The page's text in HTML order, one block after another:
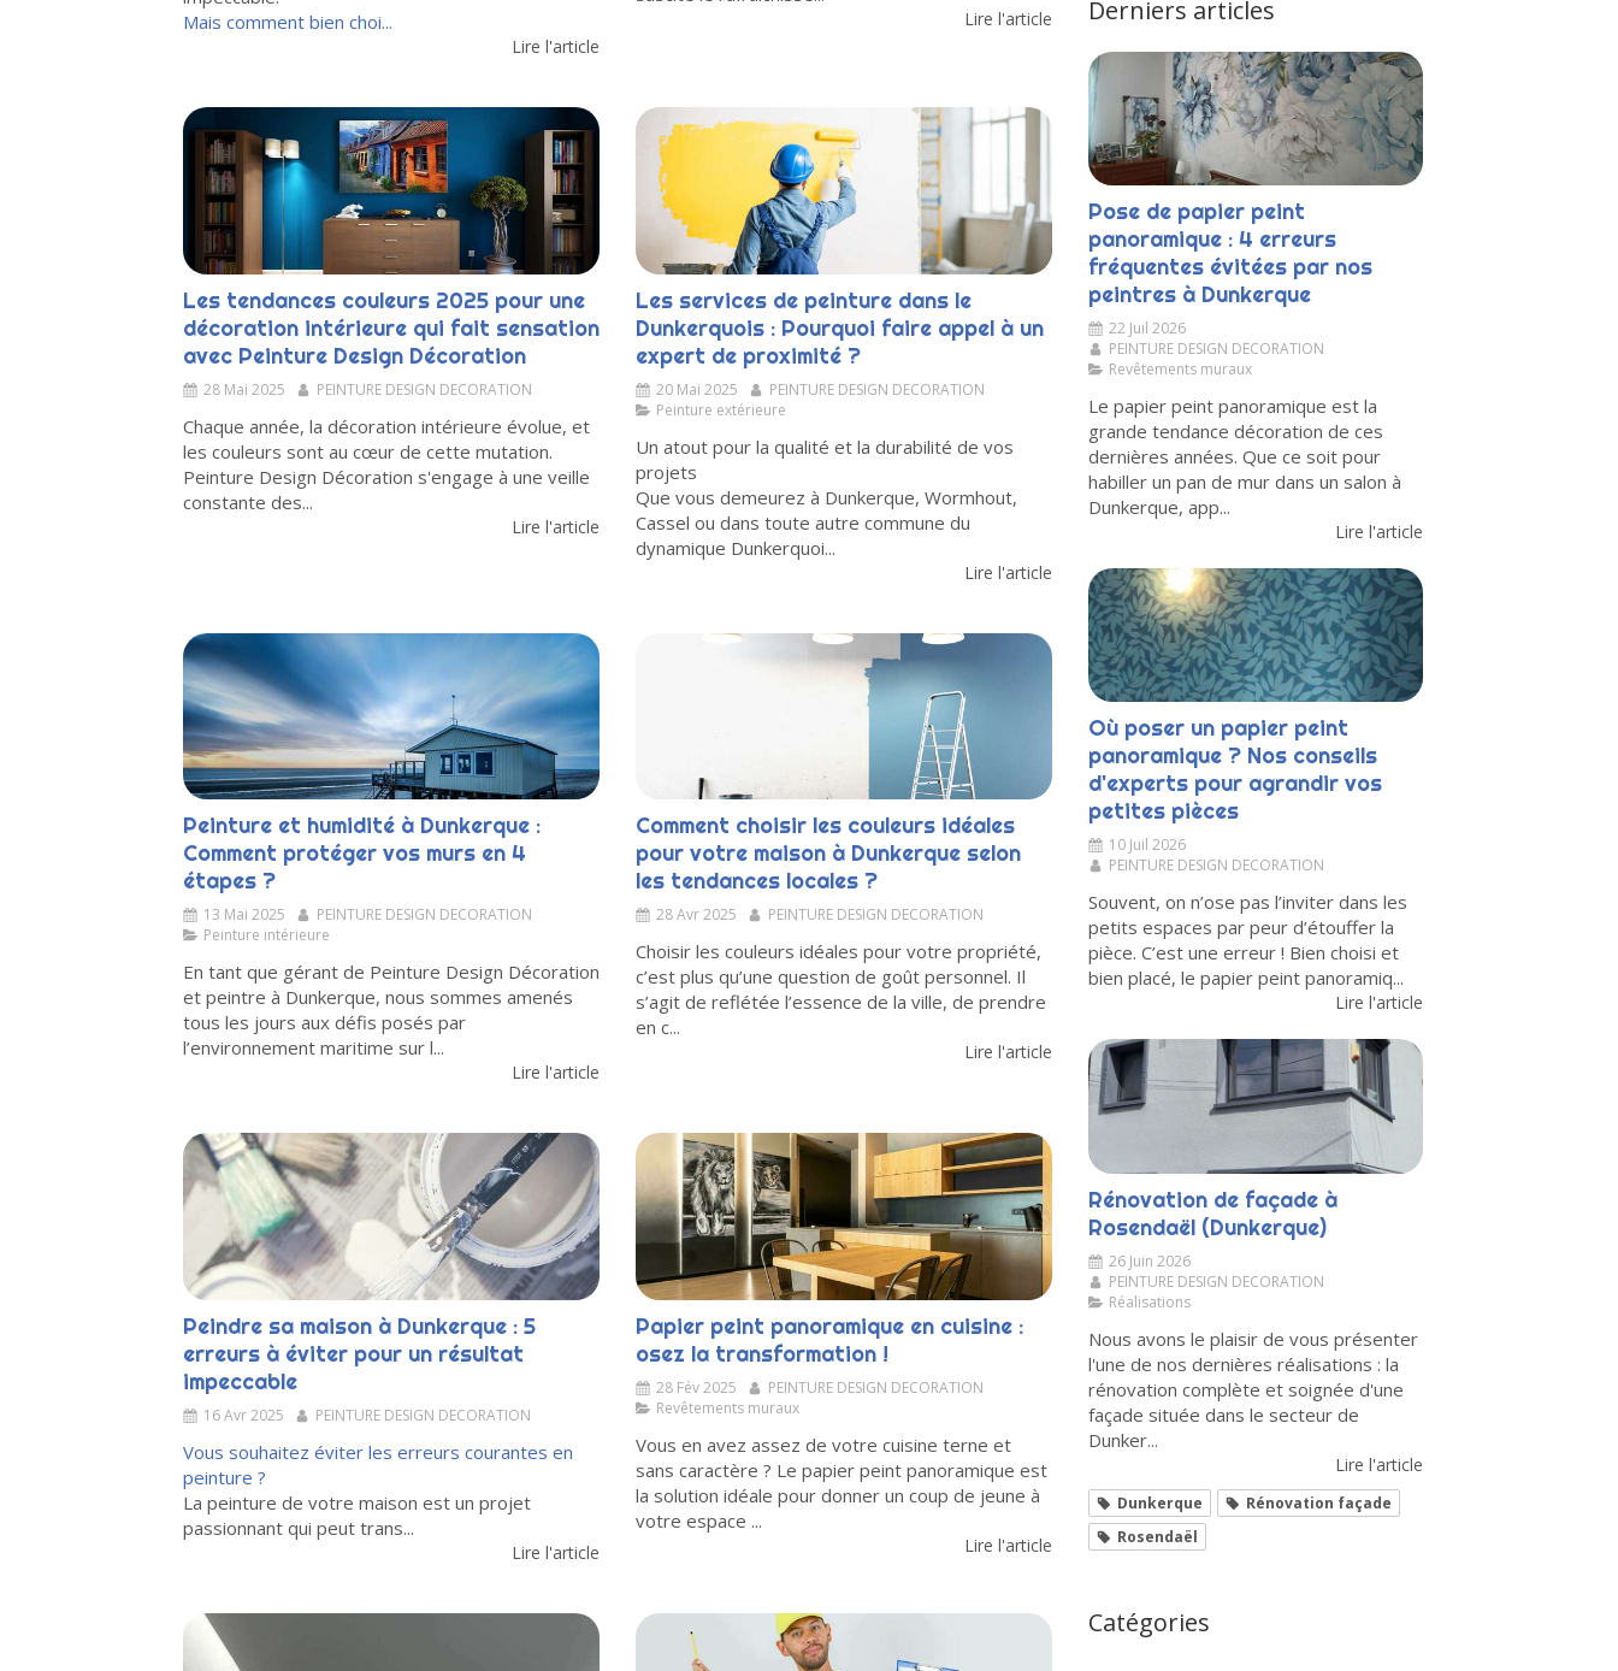
Mais comment bien choi...
Lire l'article
Lire l'article
Les tendances couleurs 2025 pour une
décoration intérieure qui fait sensation
avec Peinture Design Décoration
28 Mai 2025 PEINTURE DESIGN DECORATION
Chaque année, la décoration intérieure évolue, et
les couleurs sont au cœur de cette mutation.
Peinture Design Décoration s'engage à une veille
constante des...
Lire l'article
Les services de peinture dans le
Dunkerquois : Pourquoi faire appel à un
expert de proximité ?
20 Mai 2025
PEINTURE DESIGN DECORATION
Peinture extérieure
Un atout pour la qualité et la durabilité de vos
projets
Que vous demeurez à Dunkerque, Wormhout,
Cassel ou dans toute autre commune du
dynamique Dunkerquoi...
Lire l'article
Peinture et humidité à Dunkerque :
Comment protéger vos murs en 4
étapes ?
13 Mai 2025
PEINTURE DESIGN DECORATION
Peinture intérieure
En tant que gérant de Peinture Design Décoration
et peintre à Dunkerque, nous sommes amenés
tous les jours aux défis posés par
l’environnement maritime sur l...
Lire l'article
Comment choisir les couleurs idéales
pour votre maison à Dunkerque selon
les tendances locales ?
28 Avr 2025 PEINTURE DESIGN DECORATION
Choisir les couleurs idéales pour votre propriété,
c’est plus qu’une question de goût personnel. Il
s’agit de reflétée l’essence de la ville, de prendre
en c...
Lire l'article
Peindre sa maison à Dunkerque : 5
erreurs à éviter pour un résultat
impeccable
16 Avr 2025 PEINTURE DESIGN DECORATION
Vous souhaitez éviter les erreurs courantes en
peinture ?
La peinture de votre maison est un projet
passionnant qui peut trans...
Lire l'article
Papier peint panoramique en cuisine :
osez la transformation !
28 Fév 2025
PEINTURE DESIGN DECORATION
Revêtements muraux
Vous en avez assez de votre cuisine terne et
sans caractère ? Le papier peint panoramique est
la solution idéale pour donner un coup de jeune à
votre espace ...
Lire l'article
Derniers articles
Pose de papier peint
panoramique : 4 erreurs
fréquentes évitées par nos
peintres à Dunkerque
22 Juil 2026
PEINTURE DESIGN DECORATION
Revêtements muraux
Le papier peint panoramique est la
grande tendance décoration de ces
dernières années. Que ce soit pour
habiller un pan de mur dans un salon à
Dunkerque, app...
Lire l'article
Où poser un papier peint
panoramique ? Nos conseils
d'experts pour agrandir vos
petites pièces
10 Juil 2026
PEINTURE DESIGN DECORATION
Souvent, on n’ose pas l’inviter dans les
petits espaces par peur d’étouffer la
pièce. C’est une erreur ! Bien choisi et
bien placé, le papier peint panoramiq...
Lire l'article
Rénovation de façade à
Rosendaël (Dunkerque)
26 Juin 2026
PEINTURE DESIGN DECORATION
Réalisations
Nous avons le plaisir de vous présenter
l'une de nos dernières réalisations : la
rénovation complète et soignée d'une
façade située dans le secteur de
Dunker...
Lire l'article
Dunkerque
Rénovation façade
Rosendaël
Catégories